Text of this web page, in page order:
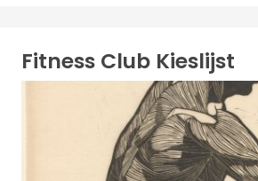
Fitness Club Kieslijst